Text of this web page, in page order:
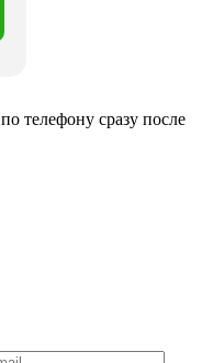
по телефону сразу после